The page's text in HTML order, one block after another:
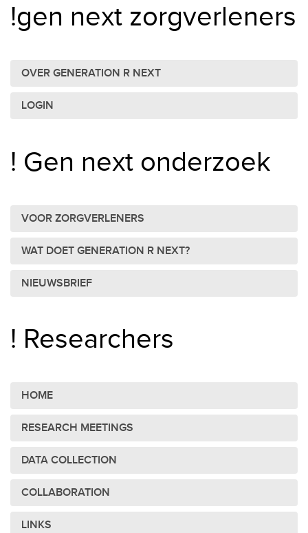
!gen next zorgverleners
OVER GENERATION R NEXT
LOGIN
! Gen next onderzoek
VOOR ZORGVERLENERS
WAT DOET GENERATION R NEXT?
NIEUWSBRIEF
! Researchers
HOME
RESEARCH MEETINGS
DATA COLLECTION
COLLABORATION
LINKS